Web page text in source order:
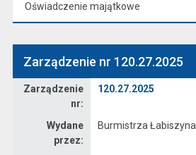
Oświadczenie majątkowe
Zarządzenie nr 120.27.2025
Zarządzenie
nr:
120.27.2025
Wydane
przez:
Burmistrza Łabiszyna